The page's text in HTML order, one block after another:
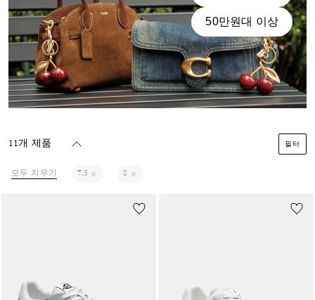
50만원대 이상
11개 제품 필터
모두 지우기 7.5 8